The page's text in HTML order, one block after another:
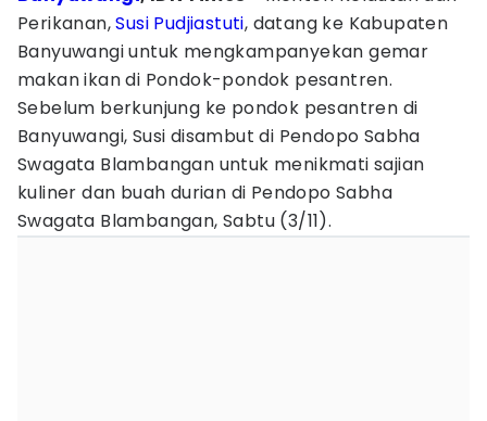
Perikanan,Susi Pudjiastuti, datang ke Kabupaten
Banyuwangi untuk mengkampanyekan gemar
makan ikan di Pondok-pondok pesantren.
Sebelum berkunjung ke pondok pesantren di
Banyuwangi, Susi disambut di Pendopo Sabha
Swagata Blambangan untuk menikmati sajian
kuliner dan buah durian di Pendopo Sabha
Swagata Blambangan, Sabtu (3/11).